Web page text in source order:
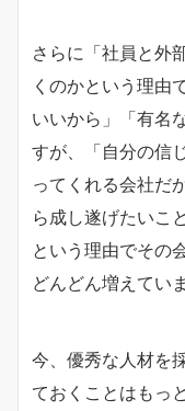
さらに「社員と外
くのかという理由
いいから」「有名
すが、「自分の信
ってくれる会社だ
ら成し遂げたいこ
という理由でその
どんどん増えていま
今、優秀な人材を
ておくことはもっ